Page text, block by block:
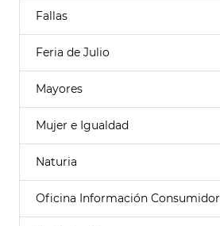
Fallas
Feria de Julio
Mayores
Mujer e Igualdad
Naturia
Oficina Información Consumidor